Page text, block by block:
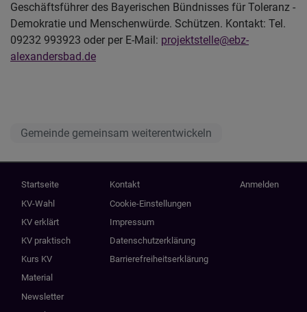
Geschäftsführer des Bayerischen Bündnisses für Toleranz -
Demokratie und Menschenwürde. Schützen. Kontakt: Tel.
09232 993923 oder per E-Mail: projektstelle@ebz-
alexandersbad.de
Gemeinde gemeinsam weiterentwickeln
Hauptnavigation
Startseite
KV-Wahl
KV erklärt
KV praktisch
Kurs KV
Material
Newsletter
Fußbereichsmenü
Kontakt
Cookie-Einstellungen
Impressum
Datenschutzerklärung
Barrierefreiheitserklärung
Benutzermenü
Anmelden